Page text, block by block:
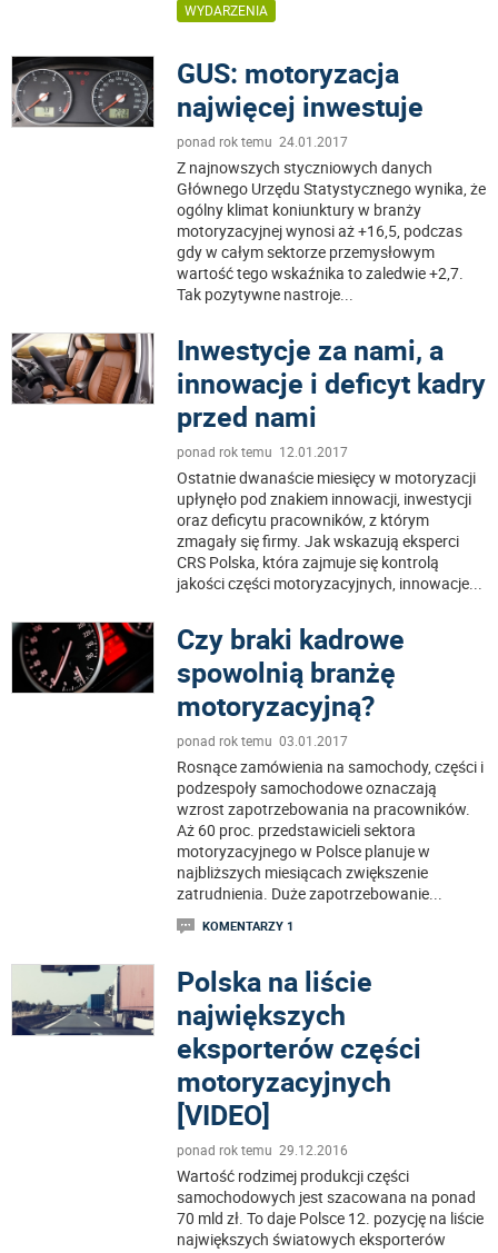
WYDARZENIA
GUS: motoryzacja
najwięcej inwestuje
ponad rok temu 24.01.2017
Z najnowszych styczniowych danych
Głównego Urzędu Statystycznego wynika, że
ogólny klimat koniunktury w branży
motoryzacyjnej wynosi aż +16,5, podczas
gdy w całym sektorze przemysłowym
wartość tego wskaźnika to zaledwie +2,7.
Tak pozytywne nastroje...
Inwestycje za nami, a
innowacje i deficyt kadry
przed nami
ponad rok temu 12.01.2017
Ostatnie dwanaście miesięcy w motoryzacji
upłynęło pod znakiem innowacji, inwestycji
oraz deficytu pracowników, z którym
zmagały się firmy. Jak wskazują eksperci
CRS Polska, która zajmuje się kontrolą
jakości części motoryzacyjnych, innowacje...
Czy braki kadrowe
spowolnią branżę
motoryzacyjną?
ponad rok temu 03.01.2017
Rosnące zamówienia na samochody, części i
podzespoły samochodowe oznaczają
wzrost zapotrzebowania na pracowników.
Aż 60 proc. przedstawicieli sektora
motoryzacyjnego w Polsce planuje w
najbliższych miesiącach zwiększenie
zatrudnienia. Duże zapotrzebowanie...
KOMENTARZY 1
Polska na liście
największych
eksporterów części
motoryzacyjnych
[VIDEO]
ponad rok temu 29.12.2016
Wartość rodzimej produkcji części
samochodowych jest szacowana na ponad
70 mld zł. To daje Polsce 12. pozycję na liście
największych światowych eksporterów